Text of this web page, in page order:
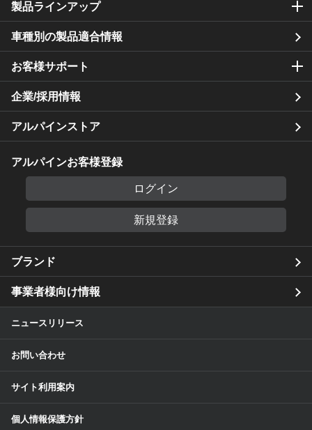
製品ラインアップ
車種別の製品適合情報
お客様サポート
企業/採用情報
アルパインストア
アルパインお客様登録
ログイン
新規登録
ブランド
事業者様向け情報
ニュースリリース
お問い合わせ
サイト利用案内
個人情報保護方針